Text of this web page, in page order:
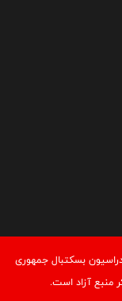
بسکتبال جمهوری
منبع آزاد است.